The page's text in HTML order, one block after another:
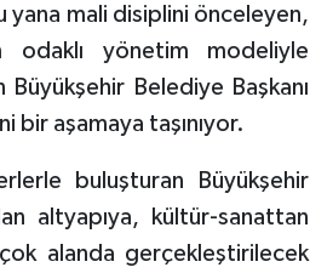
mali disiplini önceleyen,
odaklı yönetim modeliyle
Belediye Başkanı
bir aşamaya taşınıyor.
buluşturan Büyükşehir
altyapıya, kültür-sanattan
alanda gerçekleştirilecek